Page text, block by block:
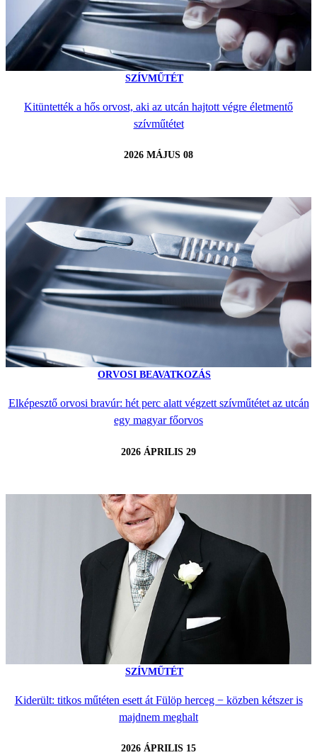
SZÍVMŰTÉT
Kitüntették a hős orvost, aki az utcán hajtott végre életmentő
szívműtétet
2026 MÁJUS 08
ORVOSI BEAVATKOZÁS
Elképesztő orvosi bravúr: hét perc alatt végzett szívműtétet az utcán
egy magyar főorvos
2026 ÁPRILIS 29
SZÍVMŰTÉT
Kiderült: titkos műtéten esett át Fülöp herceg − közben kétszer is
majdnem meghalt
2026 ÁPRILIS 15